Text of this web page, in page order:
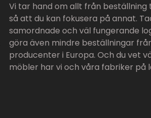
Vi tar hand om allt från beställning
så att du kan fokusera på annat.
samordnade och väl fungerande
göra även mindre beställningar
producenter i Europa. Och du vet
möbler har vi och våra fabriker på